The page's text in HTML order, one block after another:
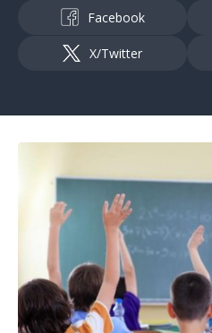
Facebook
X/Twitter